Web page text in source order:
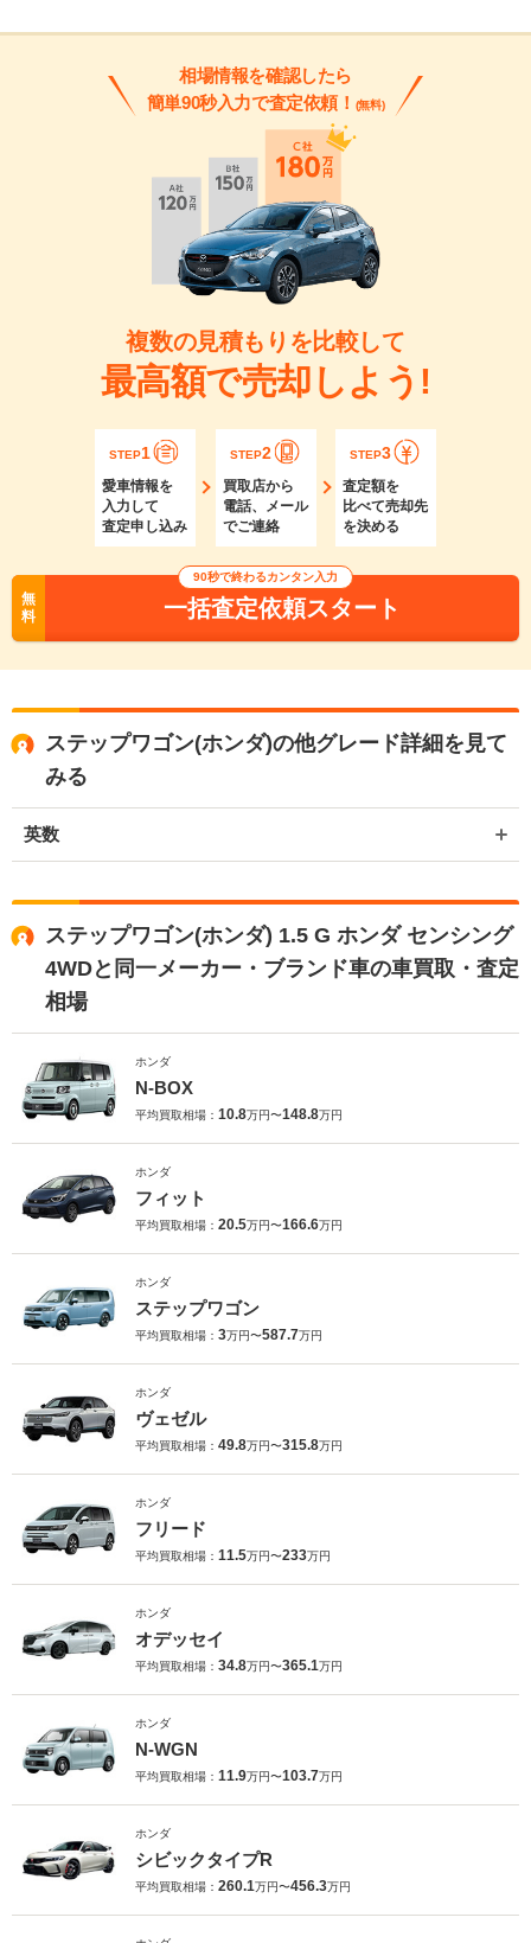
相場情報を確認したら
簡単90秒入力で査定依頼！ (無料)
複数の見積もりを比較して
最高額で売却しよう!
STEP1
愛車情報を
入力して
査定申し込み
STEP2
買取店から
電話、メール
でご連絡
STEP3
査定額を
比べて売却先
を決める
無
料
90秒で終わるカンタン入力
一括査定依頼スタート
ステップワゴン(ホンダ)の他グレード詳細を見て
みる
英数
ステップワゴン(ホンダ) 1.5 G ホンダ センシング
4WDと同一メーカー・ブランド車の車買取・査定
相場
ホンダ
N-BOX
平均買取相場： 10.8万円〜148.8万円
ホンダ
フィット
平均買取相場： 20.5万円〜166.6万円
ホンダ
ステップワゴン
平均買取相場： 3万円〜587.7万円
ホンダ
ヴェゼル
平均買取相場： 49.8万円〜315.8万円
ホンダ
フリード
平均買取相場： 11.5万円〜233万円
ホンダ
オデッセイ
平均買取相場： 34.8万円〜365.1万円
ホンダ
N-WGN
平均買取相場： 11.9万円〜103.7万円
ホンダ
シビックタイプR
平均買取相場： 260.1万円〜456.3万円